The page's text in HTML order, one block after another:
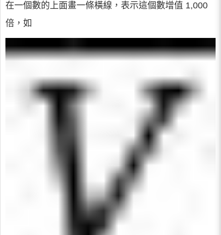
在一個數的上面畫一條橫線，表示這個數增值 1,000
倍，如